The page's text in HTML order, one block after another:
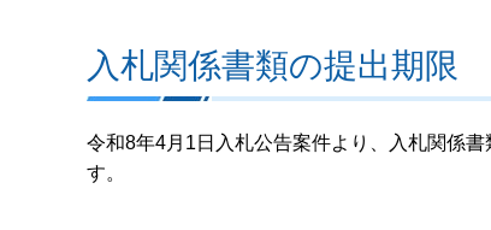
入札関係書類の提出期限
令和8年4月1日入札公告案件より、入札関係
す。